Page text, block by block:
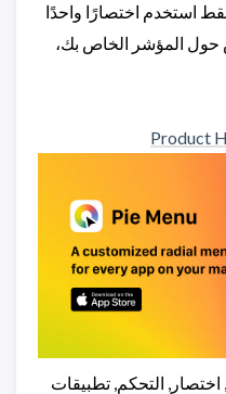
استخدم اختصارًا واحدًا
حول المؤشر الخاص بك،
التحكم, تطبيقات